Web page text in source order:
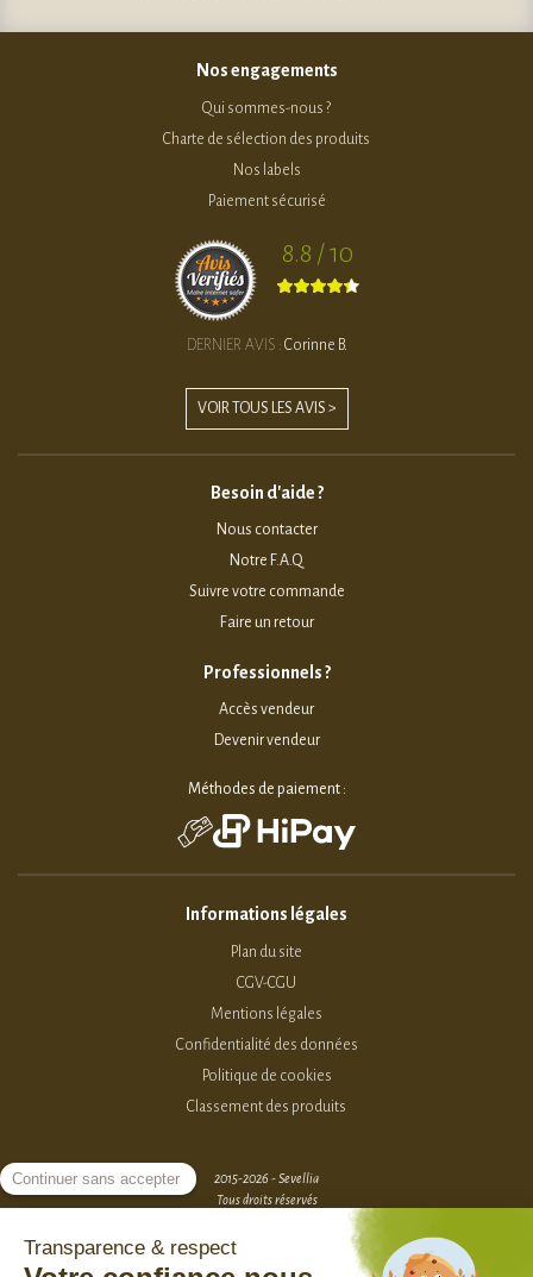
Nos engagements
Qui sommes-nous ?
Charte de sélection des produits
Nos labels
Paiement sécurisé
8.8 / 10
DERNIER AVIS : Corinne B.
VOIR TOUS LES AVIS >
Besoin d'aide ?
Nous contacter
Notre F.A.Q
Suivre votre commande
Faire un retour
Professionnels ?
Accès vendeur
Devenir vendeur
Méthodes de paiement :
Informations légales
Plan du site
CGV-CGU
Mentions légales
Confidentialité des données
Politique de cookies
Classement des produits
2015-2026 - Sevellia
Tous droits réservés